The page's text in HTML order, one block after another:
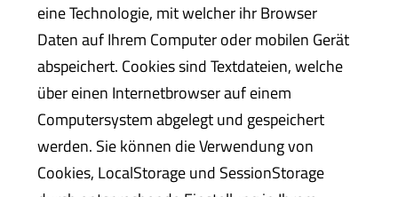
eine Technologie, mit welcher ihr Browser
Daten auf Ihrem Computer oder mobilen Gerät
abspeichert. Cookies sind Textdateien, welche
über einen Internetbrowser auf einem
Computersystem abgelegt und gespeichert
werden. Sie können die Verwendung von
Cookies, LocalStorage und SessionStorage